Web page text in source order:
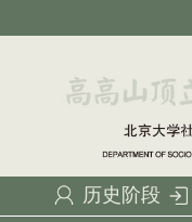
历史阶段